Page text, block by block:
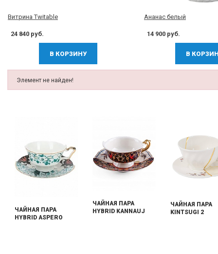
Витрина Twitable
24 840 руб.
В КОРЗИНУ
Ананас белый
14 900 руб.
В
Элемент не найден!
ЧАЙНАЯ ПАРА
HYBRID ASPERO
ЧАЙНАЯ ПАРА
HYBRID KANNAUJ
ЧАЙНАЯ ПАРА
KINTSUGI 2